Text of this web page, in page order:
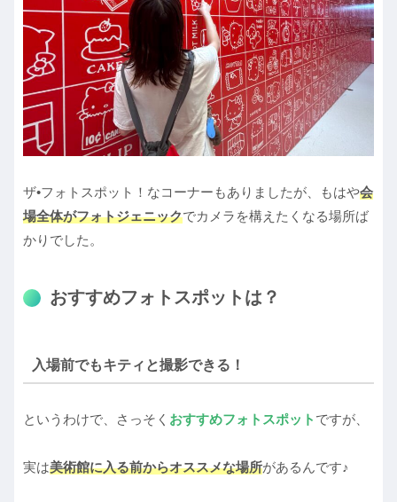
ザ•フォトスポット！なコーナーもありましたが、もはや会
場全体がフォトジェニックでカメラを構えたくなる場所ば
かりでした。
おすすめフォトスポットは？
入場前でもキティと撮影できる！
というわけで、さっそく おすすめフォトスポット ですが、
実は美術館に入る前からオススメな場所があるんです♪